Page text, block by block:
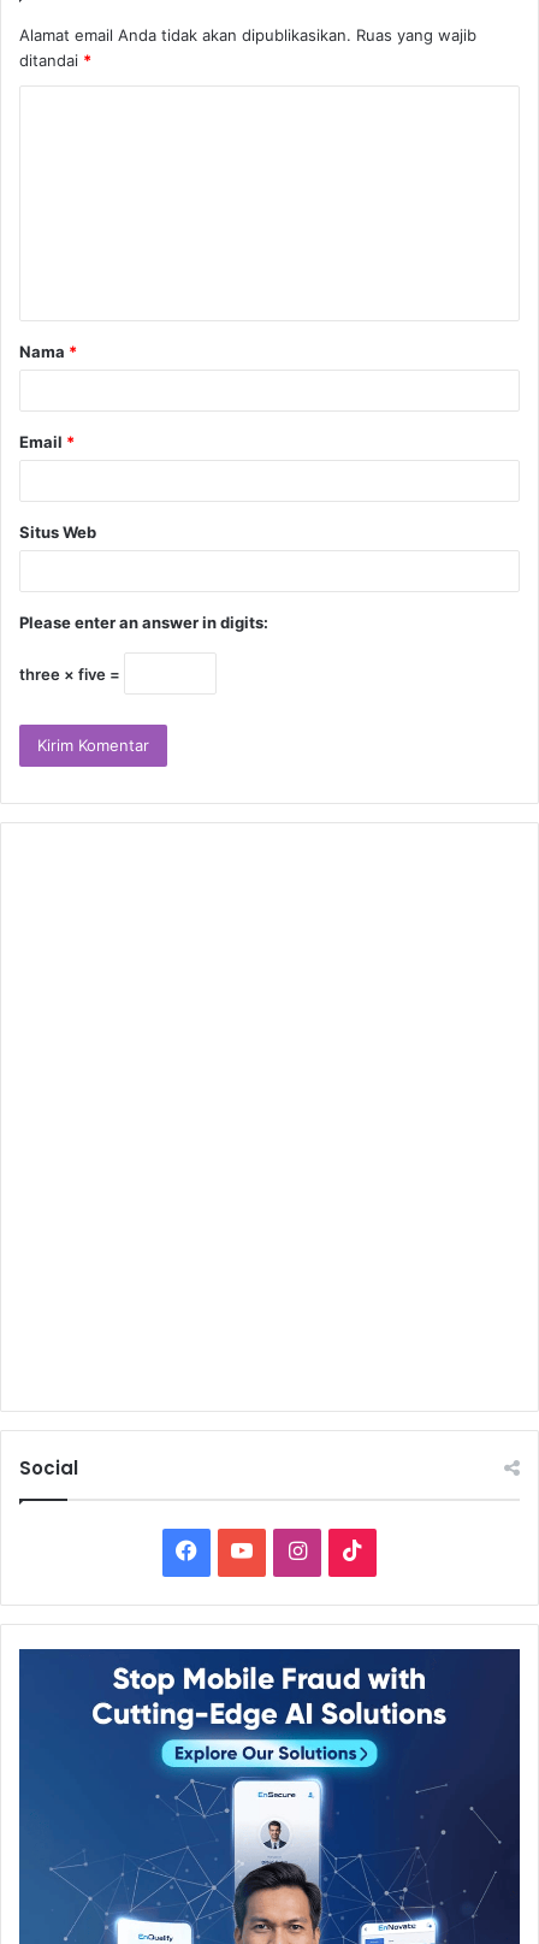
BIAYA TES PCR Bio Farma
Alamat email Anda tidak akan dipublikasikan. Ruas yang wajib
ditandai *
Nama *
Email *
Situs Web
Please enter an answer in digits:
three × five =
Social
Facebook
YouTubeInstagram